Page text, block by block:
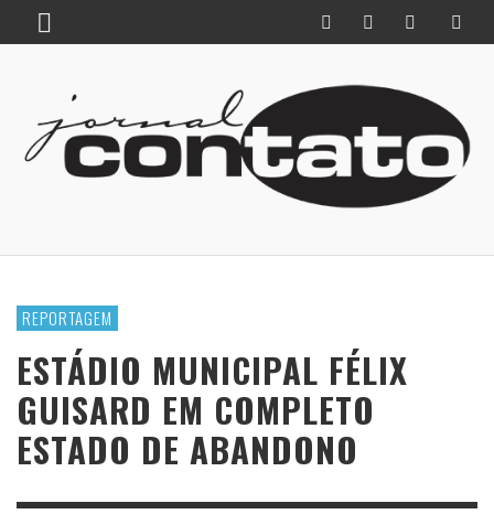
REPORTAGEM
ESTÁDIO MUNICIPAL FÉLIX
GUISARD EM COMPLETO
ESTADO DE ABANDONO